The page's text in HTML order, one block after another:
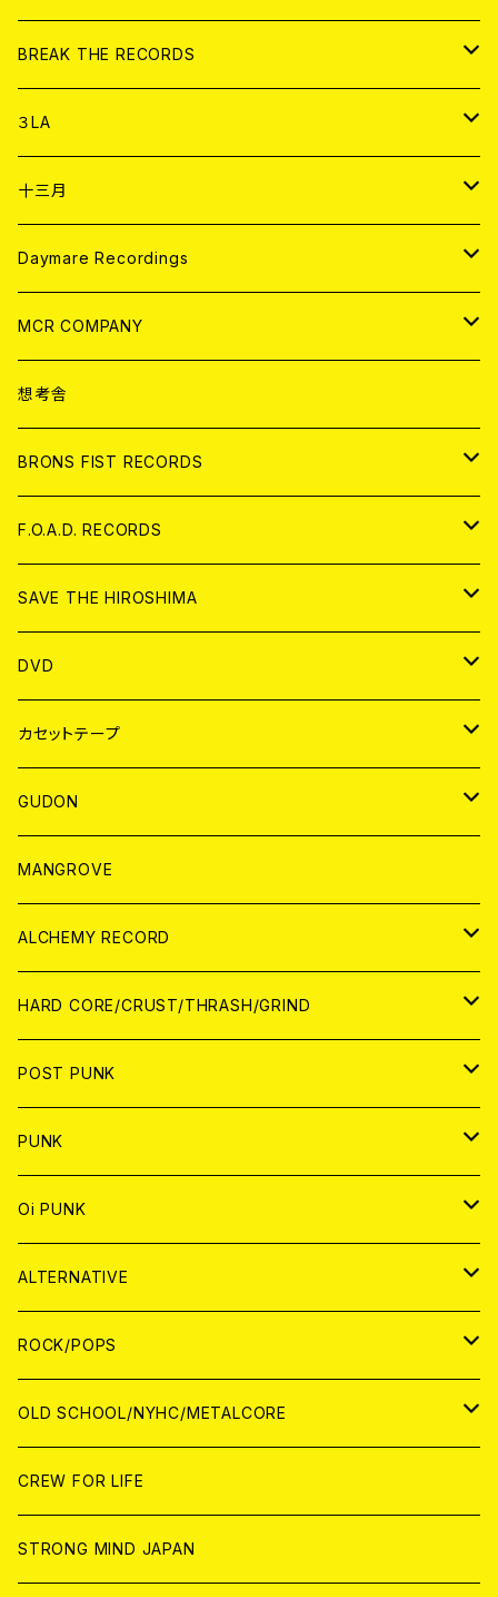
書籍
DIGITAL CONTENTS
アナログ
CD
アナログ
BREAK THE RECORDS
CD
ANALOG
アパレル
３LA
CD
ANALOG
十三月
CD
ANALOG
Daymare Recordings
CD
ANALOG
MCR COMPANY
CD
アパレル
ANALOG
想考舎
BRONS FIST RECORDS
CD
ANALOG
F.O.A.D. RECORDS
CD
ANALOG
SAVE THE HIROSHIMA
アパレル
BADGE
DVD
JAPAN
WORLD
カセットテープ
JAPAN
WORLD
GUDON
アパレル
PATCH
アナログ
DIGITAL CONTENTS
MANGROVE
ALCHEMY RECORD
CD
ANALOG
HARD CORE/CRUST/THRASH/GRIND
JAPAN
CD
ANALOG
WORLD
CD
ANALOG
POST PUNK
CD
JAPAN
WORLD
ANALOG
JAPAN
WORLD
PUNK
JAPAN
CD
ANALOG
WORLD
CD
ANALOG
Oi PUNK
JAPAN
CD
ANALOG
WOLRD
CD
ANALOG
ALTERNATIVE
JAPAN
CD
ANALOG
WORLD
CD
ANALOG
ROCK/POPS
JAPAN
CD
ANALOG
WORLD
CD
OLD SCHOOL/NYHC/METALCORE
JAPAN
CD
WORLD
CREW FOR LIFE
STRONG MIND JAPAN